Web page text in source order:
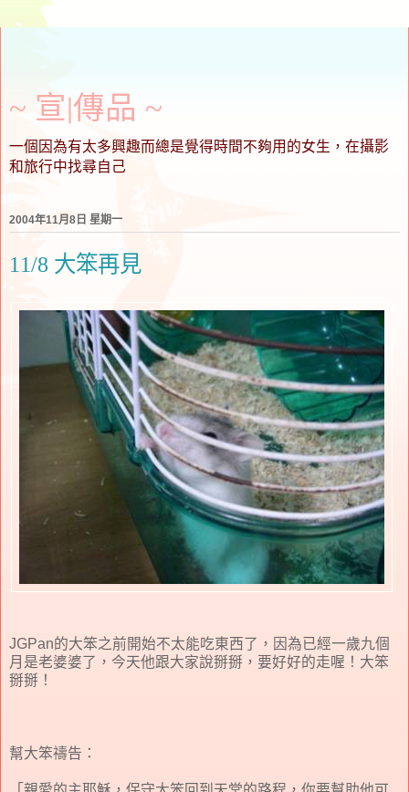
~ 宣∣傳品 ~
一個因為有太多興趣而總是覺得時間不夠用的女生，在攝影
和旅行中找尋自己
2004年11月8日 星期一
11/8 大笨再見
JGPan的大笨之前開始不太能吃東西了，因為已經一歲九個
月是老婆婆了，今天他跟大家說掰掰，要好好的走喔！大笨
掰掰！
幫大笨禱告：